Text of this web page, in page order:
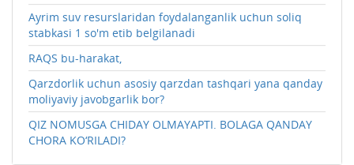
Ayrim suv resurslaridan foydalanganlik uchun soliq
stabkasi 1 so'm etib belgilanadi
RAQS bu-harakat,
Qarzdorlik uchun asosiy qarzdan tashqari yana qanday
moliyaviy javobgarlik bor?
QIZ NOMUSGA CHIDAY OLMAYAPTI. BOLAGA QANDAY
CHORA KO‘RILADI?